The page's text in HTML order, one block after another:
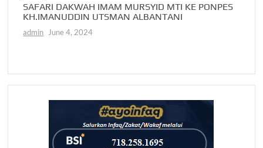
SAFARI DAKWAH IMAM MURSYID MTI KE PONPES
KH.IMANUDDIN UTSMAN ALBANTANI
admin June 4, 2024